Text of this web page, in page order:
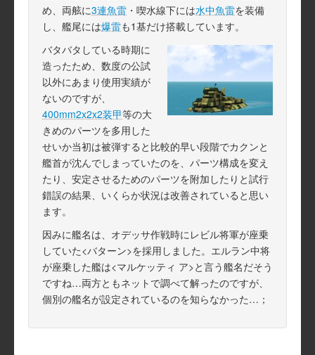
め、両舷に3連魚雷 ・喫水線下には水中魚雷を装備
し、艦尾には爆雷も1基だけ搭載しています。
バタバタしている時期に
造ったため、数度の公試
以外にあまり使用実績が
ないのですが、
400mm2x2x2装甲等の大
きめのパーツを多用した
せいか当初は被弾すると比較的早い段階でカクンと
艦首が沈んでしまっていたのを、パーツ構成を変え
たり、安定させるためのパーツを附加したりと試行
錯誤の結果、いくらか状況は改善されていると思い
ます。
因みに艦名は、オデッサ作戦時にレビル将軍が座乗
していた<バターン>を採用しました。エルラン中将
が座乗した艦は<マルケッティ ア>と言う艦名だそう
ですね…両方ともネットで調べて解ったのですが、
個別の艦名が設定されているのを知らなかった…；